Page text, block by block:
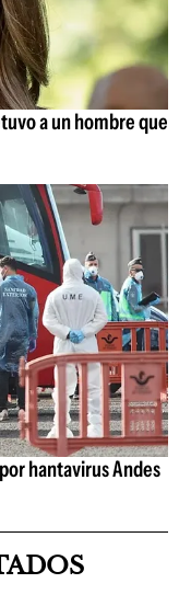
a un hombre que
hantavirus Andes